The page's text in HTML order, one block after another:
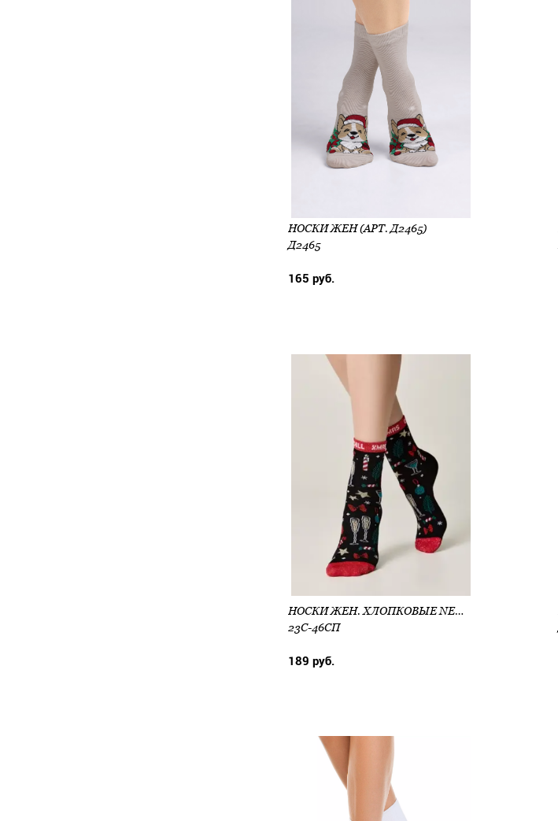
НОСКИ ЖЕН (АРТ. Д2465)
Д2465
165 руб.
НОСКИ ЖЕН. ХЛОПКОВЫЕ NEW YEAR (АРТ. 23С-46СП)
23С-46СП
189 руб.